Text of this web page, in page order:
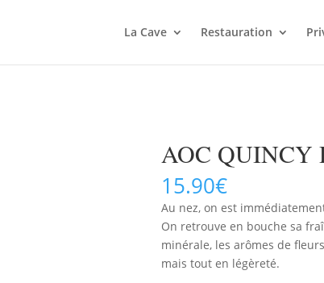
La Cave Restauration
AOC QUINCY
15.90€
Au nez, on est
On retrouve en bouche sa
minérale, les arômes de
mais tout en légèreté.